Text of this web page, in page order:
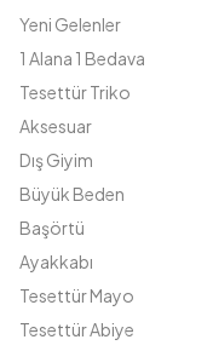
Yeni Gelenler
1 Alana 1 Bedava
Tesettür Triko
Aksesuar
Dış Giyim
Büyük Beden
Başörtü
Ayakkabı
Tesettür Mayo
Tesettür Abiye